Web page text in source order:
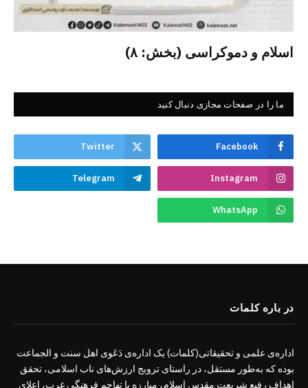
اسلام و دموکراسی (بخش: ۸)
ما را در صفحات مجازی دنبال کنید
Facebook
Twitter
Instagram
Telegram
WhatsApp
در باره کلمات
اداره‌ی علمی و تحقیقاتی(کلمات) یک اداره‌ی دَعَوی اهل سنت و الجماعت
بوده که به‌طور مستقل، در راستای ترویج ارزش‌های ناب اسلامی، تحقق
اهداف رفیع شریعت مقدس اسلام، مبارزه با تهاجم فرهنگی غرب، اعلای